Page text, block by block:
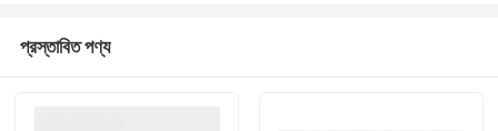
প্রস্তাবিত পণ্য